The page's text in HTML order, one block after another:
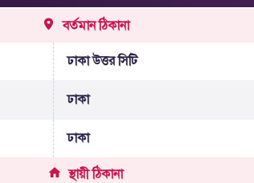
বর্তমান ঠিকানা
ঢাকা উত্তর সিটি
ঢাকা
ঢাকা
স্থায়ী ঠিকানা